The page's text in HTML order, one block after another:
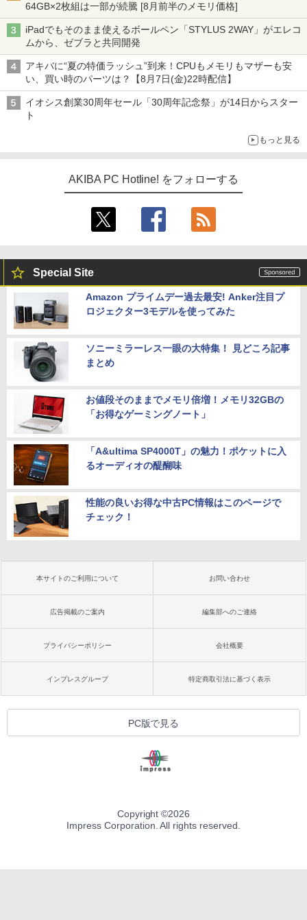
64GB×2枚組は一部が続騰 [8月前半のメモリ価格]
iPadでもそのまま使えるボールペン「STYLUS 2WAY」がエレコ
ムから、ゼブラと共同開発
アキバに“夏の特価ラッシュ”到来！CPUもメモリもマザーも安
い、買い時のパーツは？【8月7日(金)22時配信】
イオシス創業30周年セール「30周年記念祭」が14日からスター
ト
もっと見る
AKIBA PC Hotline! をフォローする
Special Site
Amazon プライムデー過去最安! Anker注目プ
ロジェクター3モデルを使ってみた
ソニーミラーレス一眼の大特集！ 見どころ記事
まとめ
お値段そのままでメモリ倍増！メモリ32GBの
「お得なゲーミングノート」
「A&ultima SP4000T」の魅力！ポケットに入
るオーディオの醍醐味
性能の良いお得な中古PC情報はこのページで
チェック！
本サイトのご利用について お問い合わせ
広告掲載のご案内 編集部へのご連絡
プライバシーポリシー 会社概要
インプレスグループ 特定商取引法に基づく表示
PC版で見る
Copyright ©2026
Impress Corporation. All rights reserved.